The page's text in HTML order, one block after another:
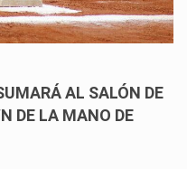
AL SALÓN DE
DE LA MANO DE